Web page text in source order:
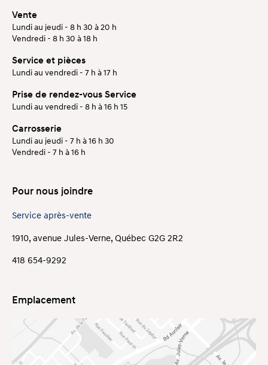
Vente
Lundi au jeudi - 8 h 30 à 20 h
Vendredi - 8 h 30 à 18 h
Service et pièces
Lundi au vendredi - 7 h à 17 h
Prise de rendez-vous Service
Lundi au vendredi - 8 h à 16 h 15
Carrosserie
Lundi au jeudi - 7 h à 16 h 30
Vendredi - 7 h à 16 h
Pour nous joindre
Service après-vente
1910, avenue Jules-Verne, Québec G2G 2R2
418 654-9292
Emplacement